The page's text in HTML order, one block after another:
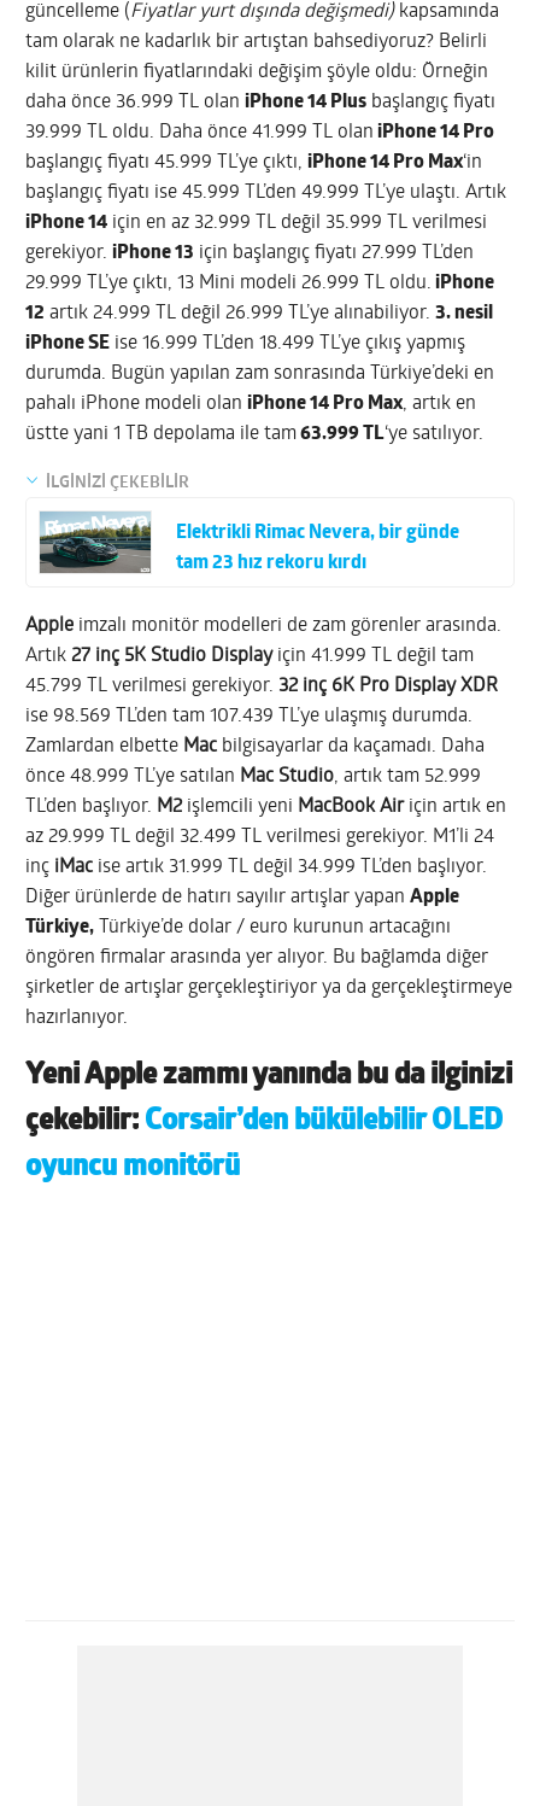
güncelleme (Fiyatlar yurt dışında değişmedi)kapsamında
tam olarak ne kadarlık bir artıştan bahsediyoruz? Belirli
kilit ürünlerin fiyatlarındaki değişim şöyle oldu: Örneğin
daha önce 36.999 TL olaniPhone 14 Plus başlangıç fiyatı
39.999 TL oldu. Daha önce 41.999 TL olan iPhone 14 Pro
başlangıç fiyatı 45.999 TL’ye çıktı,iPhone 14 Pro Max‘in
başlangıç fiyatı ise 45.999 TL’den 49.999 TL’ye ulaştı. Artık
iPhone 14 için en az 32.999 TL değil 35.999 TL verilmesi
gerekiyor.iPhone 13 için başlangıç fiyatı 27.999 TL’den
29.999 TL’ye çıktı, 13 Mini modeli 26.999 TL oldu. iPhone
12 artık 24.999 TL değil 26.999 TL’ye alınabiliyor.3. nesil
iPhone SE ise 16.999 TL’den 18.499 TL’ye çıkış yapmış
durumda. Bugün yapılan zam sonrasında Türkiye’deki en
pahalı iPhone modeli olaniPhone 14 Pro Max, artık en
üstte yani 1 TB depolama ile tam63.999 TL‘ye satılıyor.
İLGİNİZİ ÇEKEBİLİR
Elektrikli Rimac Nevera, bir günde
tam 23 hız rekoru kırdı
Apple imzalı monitör modelleri de zam görenler arasında.
Artık27 inç 5K Studio Displayiçin 41.999 TL değil tam
45.799 TL verilmesi gerekiyor. 32 inç 6K Pro Display XDR
ise 98.569 TL’den tam 107.439 TL’ye ulaşmış durumda.
Zamlardan elbette Mac bilgisayarlar da kaçamadı. Daha
önce 48.999 TL’ye satılan Mac Studio, artık tam 52.999
TL’den başlıyor. M2işlemcili yeni MacBook Airiçin artık en
az 29.999 TL değil 32.499 TL verilmesi gerekiyor. M1’li 24
inç iMac ise artık 31.999 TL değil 34.999 TL’den başlıyor.
Diğer ürünlerde de hatırı sayılır artışlar yapanApple
Türkiye, Türkiye’de dolar / euro kurunun artacağını
öngören firmalar arasında yer alıyor. Bu bağlamda diğer
şirketler de artışlar gerçekleştiriyor ya da gerçekleştirmeye
hazırlanıyor.
Yeni Apple zammı yanında bu da ilginizi
çekebilir: Corsair’den bükülebilir OLED
oyuncu monitörü